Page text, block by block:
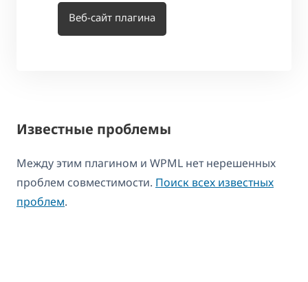
Веб-сайт плагина
Известные проблемы
Между этим плагином и WPML нет нерешенных
проблем совместимости. Поиск всех известных
проблем.